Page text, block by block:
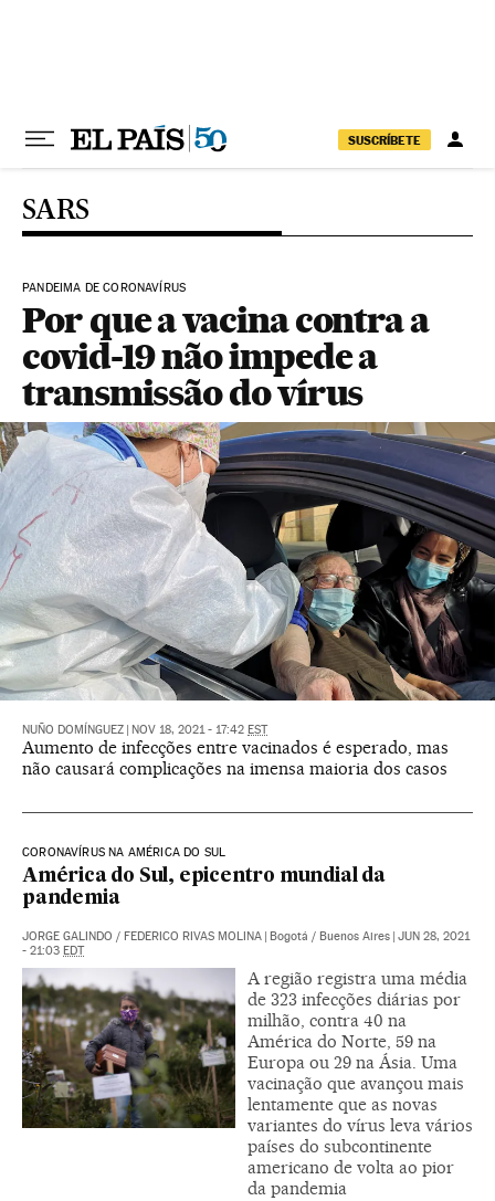
SUSCRÍBETE
SARS
PANDEIMA DE CORONAVÍRUS
Por que a vacina contra a
covid-19 não impede a
transmissão do vírus
NUÑO DOMÍNGUEZ NOV 18, 2021 - 17:42 EST
Aumento de infecções entre vacinados é esperado, mas
não causará complicações na imensa maioria dos casos
CORONAVÍRUS NA AMÉRICA DO SUL
América do Sul, epicentro mundial da
pandemia
JORGE GALINDO / FEDERICO RIVAS MOLINA Bogotá / Buenos Aires JUN 28, 2021
- 21:03 EDT
A região registra uma média
de 323 infecções diárias por
milhão, contra 40 na
América do Norte, 59 na
Europa ou 29 na Ásia. Uma
vacinação que avançou mais
lentamente que as novas
variantes do vírus leva vários
países do subcontinente
americano de volta ao pior
da pandemia